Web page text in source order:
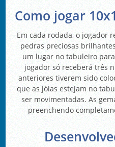
Como jogar
Em cada rodada, o jogador
pedras preciosas
um lugar no tabuleiro
jogador só receberá três
anteriores tiverem sido
que as jóias estejam no
ser movimentadas. As
preenchendo